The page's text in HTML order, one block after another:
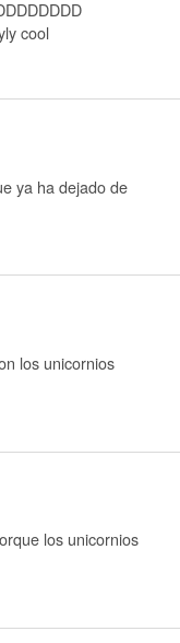
cool
ya ha dejado de
los unicornios
los unicornios